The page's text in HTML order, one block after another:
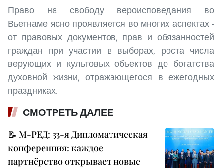
Право на свободу вероисповедания во
Вьетнаме ясно проявляется во многих аспектах -
от правовых документов, прав и обязанностей
граждан при участии в выборах, роста числа
верующих и культовых объектов до богатства
духовной жизни, отражающегося в ежегодных
праздниках.
СМОТРЕТЬ ДАЛЕЕ
📝 М-РЕД: 33-я Дипломатическая
конференция: каждое
партнёрство открывает новые